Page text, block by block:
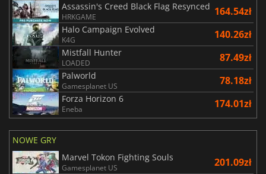
Assassin's Creed Black Flag Resynced
HRKGAME 164.54zł
Halo Campaign Evolved
K4G 140.26zł
Mistfall Hunter
LOADED 87.49zł
Palworld
Gamesplanet US 78.18zł
Forza Horizon 6
Eneba 174.01zł
NOWE GRY
Marvel Tokon Fighting Souls
Gamesplanet US 201.09zł